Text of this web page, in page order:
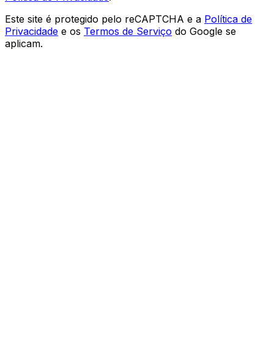
Este site é protegido pelo reCAPTCHA e a Política de
Privacidade e os Termos de Serviço do Google se
aplicam.